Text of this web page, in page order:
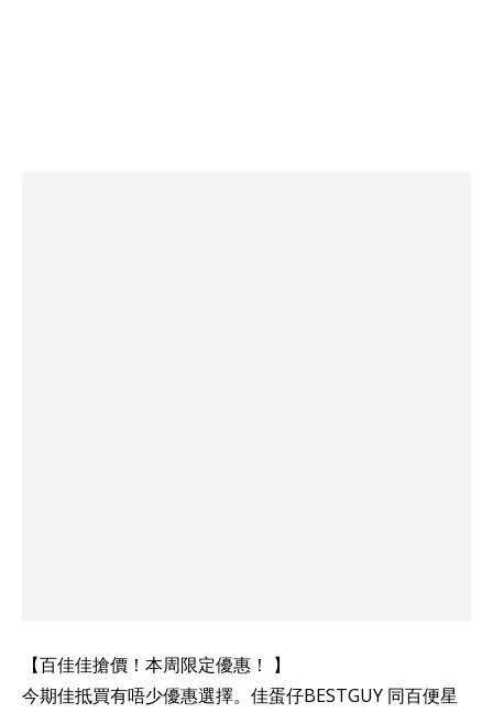
【百佳佳搶價！本周限定優惠！ 】
今期佳抵買有唔少優惠選擇。佳蛋仔BESTGUY 同百便星